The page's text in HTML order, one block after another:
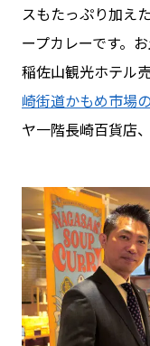
スもたっぷり加え
ープカレーです。
稲佐山観光ホテル売
崎街道かもめ市場
ヤ一階長崎百貨店